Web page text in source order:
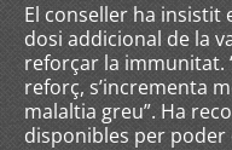
El conseller ha insistit
dosi addicional de la
reforçar la immunitat.
reforç, s’incrementa
malaltia greu”. Ha
disponibles per poder